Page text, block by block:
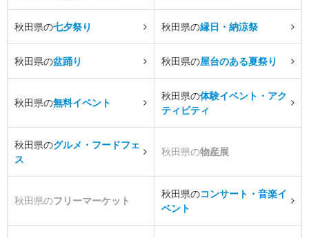
秋田県の七夕祭り 秋田県の縁日・納涼祭
秋田県の盆踊り 秋田県の屋台のある夏祭り
秋田県の無料イベント
秋田県の体験イベント・アク
ティビティ
秋田県のグルメ・フードフェ
ス
秋田県の物産展
秋田県のフリーマーケット
秋田県のコンサート・音楽イ
ベント